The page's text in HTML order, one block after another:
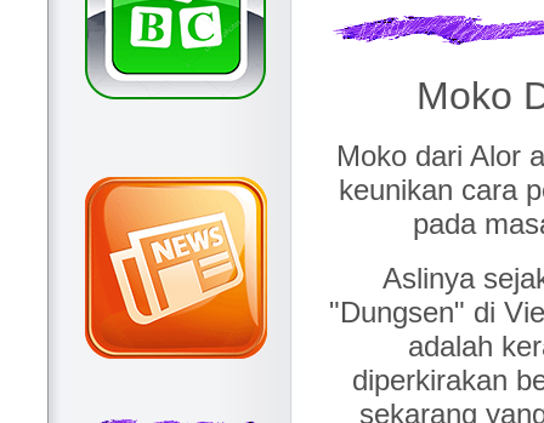
Moko
Moko dari Alor
keunikan cara
pada
Aslinya
"Dungsen" di
adalah
diperkirakan
sekarang